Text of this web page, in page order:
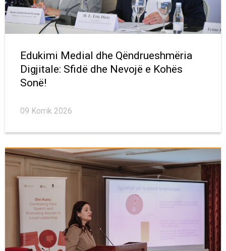
Edukimi Medial dhe Qëndrueshmëria
Digjitale: Sfidë dhe Nevojë e Kohës
Sonë!
09 Korrik 2026